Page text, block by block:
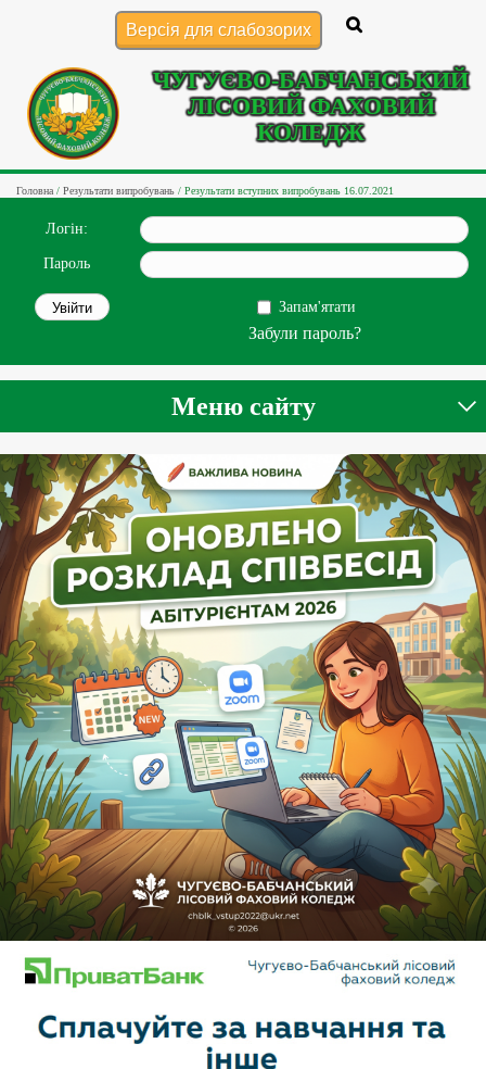
ЧУГУЄВО-БАБЧАНСЬКИЙ
ЛІСОВИЙ ФАХОВИЙ
КОЛЕДЖ
Версія для слабозорих
Головна / Результати випробувань / Результати вступних випробувань 16.07.2021
Логін:
Пароль
Запам'ятати
Забули пароль?
Меню сайту